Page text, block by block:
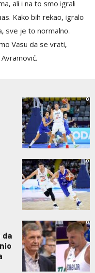
ali i na to smo igrali
Kako bih rekao, igralo
sve je to normalno.
Vasu da se vrati,
0
0
0